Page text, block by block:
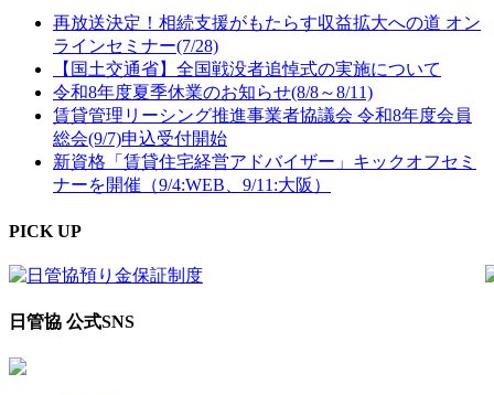
再放送決定！相続支援がもたらす収益拡大への道 オン
ラインセミナー(7/28)
【国土交通省】全国戦没者追悼式の実施について
令和8年度夏季休業のお知らせ(8/8～8/11)
賃貸管理リーシング推進事業者協議会 令和8年度会員
総会(9/7)申込受付開始
新資格「賃貸住宅経営アドバイザー」キックオフセミ
ナーを開催（9/4:WEB、9/11:大阪）
PICK UP
日管協 公式SNS